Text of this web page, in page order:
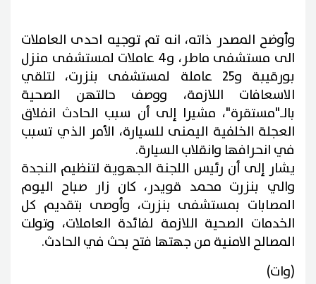
وأوضح المصدر ذاته، انه تم توجيه احدى العاملات
الى مستشفى ماطر، و4 عاملات لمستشفى منزل
بورقيبة و25 عاملة لمستشفى بنزرت، لتلقي
الاسعافات اللازمة، ووصف حالتهن الصحية
بالـ"مستقرة"، مشيرا إلى أن سبب الحادث انفلاق
العجلة الخلفية اليمنى للسيارة، الأمر الذي تسبب
في انحرافها وانقلاب السيارة.
يشار إلى أن رئيس اللجنة الجهوية لتنظيم النجدة
والي بنزرت محمد قويدر، كان زار صباح اليوم
المصابات بمستشفى بنزرت، وأوصى بتقديم كل
الخدمات الصحية اللازمة لفائدة العاملات، وتولت
المصالح الامنية من جهتها فتح بحث في الحادث.
(وات)